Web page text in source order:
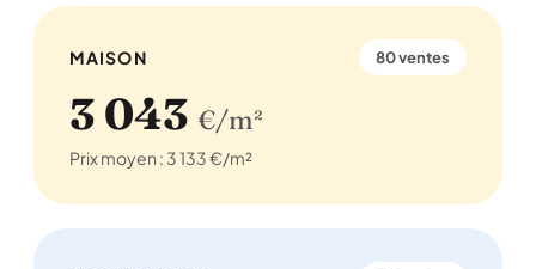
MAISON 80 ventes
3 043 €/m²
Prix moyen : 3 133 €/m²